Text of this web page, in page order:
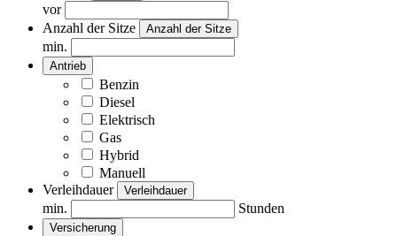
vor
Anzahl der Sitze
Anzahl der Sitze
min.
Antrieb
Benzin
Diesel
Elektrisch
Gas
Hybrid
Manuell
Verleihdauer
Verleihdauer
min. Stunden
Versicherung